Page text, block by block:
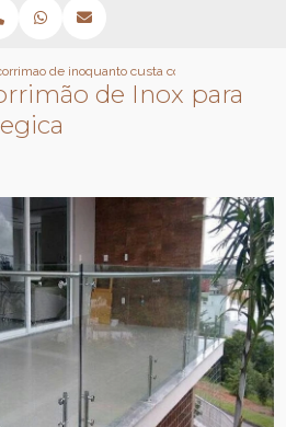
de inox para consultorio
quanto custa corrimao de inox
de Inox para